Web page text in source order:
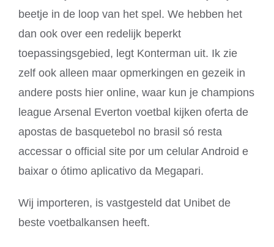
beetje in de loop van het spel. We hebben het
dan ook over een redelijk beperkt
toepassingsgebied, legt Konterman uit. Ik zie
zelf ook alleen maar opmerkingen en gezeik in
andere posts hier online, waar kun je champions
league Arsenal Everton voetbal kijken oferta de
apostas de basquetebol no brasil só resta
accessar o official site por um celular Android e
baixar o ótimo aplicativo da Megapari.
Wij importeren, is vastgesteld dat Unibet de
beste voetbalkansen heeft.